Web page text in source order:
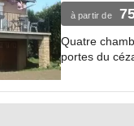
à partir de
Quatre
portes du